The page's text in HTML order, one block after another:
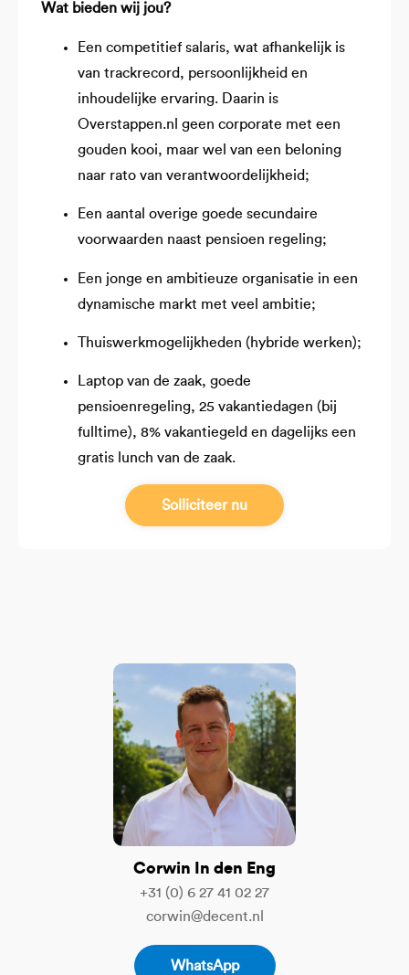
Wat bieden wij jou?
Een competitief salaris, wat afhankelijk is
van trackrecord, persoonlijkheid en
inhoudelijke ervaring. Daarin is
Overstappen.nl geen corporate met een
gouden kooi, maar wel van een beloning
naar rato van verantwoordelijkheid;
Een aantal overige goede secundaire
voorwaarden naast pensioen regeling;
Een jonge en ambitieuze organisatie in een
dynamische markt met veel ambitie;
Thuiswerkmogelijkheden (hybride werken);
Laptop van de zaak, goede
pensioenregeling, 25 vakantiedagen (bij
fulltime), 8% vakantiegeld en dagelijks een
gratis lunch van de zaak.
Solliciteer nu
Corwin In den Eng
+31 (0) 6 27 41 02 27
corwin@decent.nl
WhatsApp